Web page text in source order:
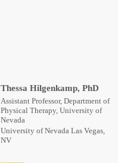
Thessa Hilgenkamp, PhD
Assistant Professor, Department of
Physical Therapy, University of
Nevada
University of Nevada Las Vegas,
NV